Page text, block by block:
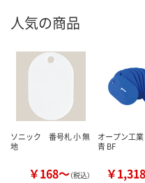
人気の商品
ソニック 番号札 小 無
地
￥168～（税込）
オープン工
青 BF
￥